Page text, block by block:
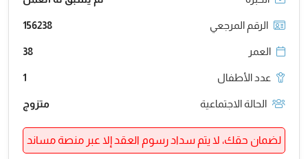
الرقم المرجعي 156238
العمر 38
عدد الأطفال 1
الحالة الاجتماعية متزوج
لضمان حقك، لا يتم سداد رسوم العقد إلا عبر منصة مساند